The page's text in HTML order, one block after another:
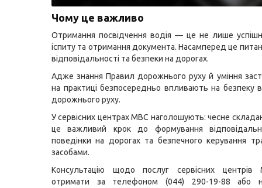
Чому це важливо
Отримання посвідчення водія — це не лише
іспиту та отримання документа. Насамперед це
відповідальності та безпеки на дорогах.
Адже знання Правил дорожнього руху й уміння
на практиці безпосередньо впливають на безпеку
дорожнього руху.
У сервісних центрах МВС наголошують: чесне
це важливий крок до формування
поведінки на дорогах та безпечного керування
засобами.
Консультацію щодо послуг сервісних
отримати за телефоном (044) 290-19-88 або